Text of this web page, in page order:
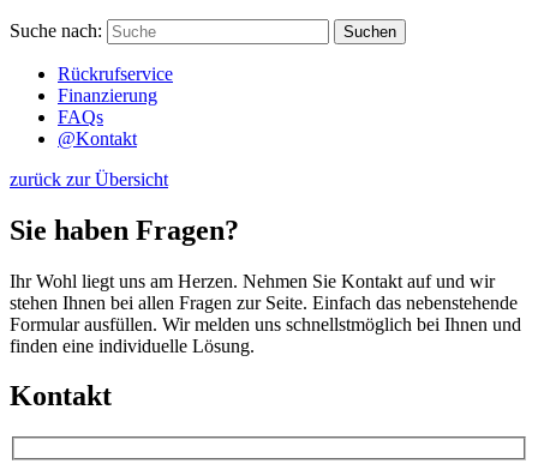
Suche nach: Suchen
Rückrufservice
Finanzierung
FAQs
@Kontakt
zurück zur Übersicht
Sie haben Fragen?
Ihr Wohl liegt uns am Herzen. Nehmen Sie Kontakt auf und wir
stehen Ihnen bei allen Fragen zur Seite. Einfach das nebenstehende
Formular ausfüllen. Wir melden uns schnellstmöglich bei Ihnen und
finden eine individuelle Lösung.
Kontakt